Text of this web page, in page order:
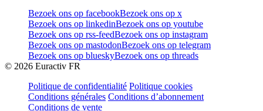
Bezoek ons op facebookBezoek ons op x
Bezoek ons op linkedinBezoek ons op youtube
Bezoek ons op rss-feedBezoek ons op instagram
Bezoek ons op mastodonBezoek ons op telegram
Bezoek ons op blueskyBezoek ons op threads
© 2026 Euractiv FR
Politique de confidentialité Politique cookies
Conditions générales Conditions d’abonnement
Conditions de vente